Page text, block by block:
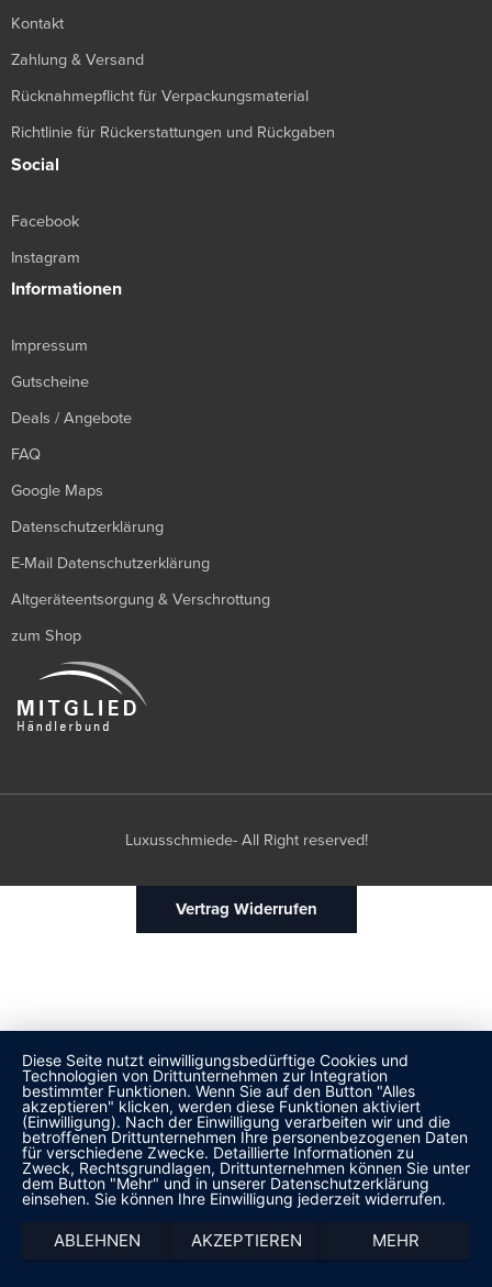
Kontakt
Zahlung & Versand
Rücknahmepflicht für Verpackungsmaterial
Richtlinie für Rückerstattungen und Rückgaben
Social
Facebook
Instagram
Informationen
Impressum
Gutscheine
Deals / Angebote
FAQ
Google Maps
Datenschutzerklärung
E-Mail Datenschutzerklärung
Altgeräteentsorgung & Verschrottung
zum Shop
Luxusschmiede- All Right reserved!
Vertrag Widerrufen
Diese Seite nutzt einwilligungsbedürftige Cookies und
Technologien von Drittunternehmen zur Integration
bestimmter Funktionen. Wenn Sie auf den Button "Alles
akzeptieren" klicken, werden diese Funktionen aktiviert
(Einwilligung). Nach der Einwilligung verarbeiten wir und die
betroffenen Drittunternehmen Ihre personenbezogenen Daten
für verschiedene Zwecke. Detaillierte Informationen zu
Zweck, Rechtsgrundlagen, Drittunternehmen können Sie unter
dem Button "Mehr" und in unserer Datenschutzerklärung
einsehen. Sie können Ihre Einwilligung jederzeit widerrufen.
ABLEHNEN AKZEPTIEREN MEHR